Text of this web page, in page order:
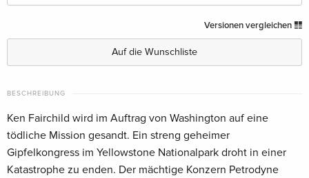
EUR 36,49
Deutsch
Cover B, Limited Edition, Mediabook, Blu-ray +
Deutsch
Versionen vergleichen
Auf die Wunschliste
BESCHREIBUNG
Ken Fairchild wird im Auftrag von Washington auf eine
tödliche Mission gesandt. Ein streng geheimer
Gipfelkongress im Yellowstone Nationalpark droht in einer
Katastrophe zu enden. Der mächtige Konzern Petrodyne